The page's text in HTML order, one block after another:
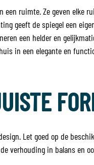
ruimte. Ze geven elke
geeft de spiegel een
een helder en
in een elegante en
Let goed op de
verhouding in balans en